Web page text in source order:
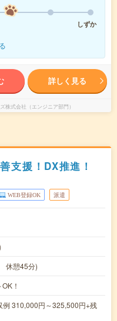
しずか
詳しく見る
株式会社（エンジニア部門）
支援！DX推進！
WEB登録OK 派遣
休憩45分)
！
310,000円～325,500円+残